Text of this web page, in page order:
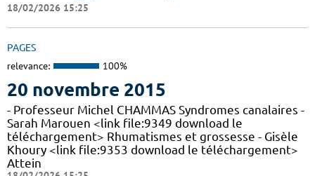
18/02/2026 15:25
PAGES
relevance: 100%
20 novembre 2015
- Professeur Michel CHAMMAS Syndromes canalaires -
Sarah Marouen <link file:9349 download le
téléchargement> Rhumatismes et grossesse - Gisèle
Khoury <link file:9353 download le téléchargement>
Attein